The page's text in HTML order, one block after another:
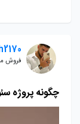
فروش
چگونه پروژه